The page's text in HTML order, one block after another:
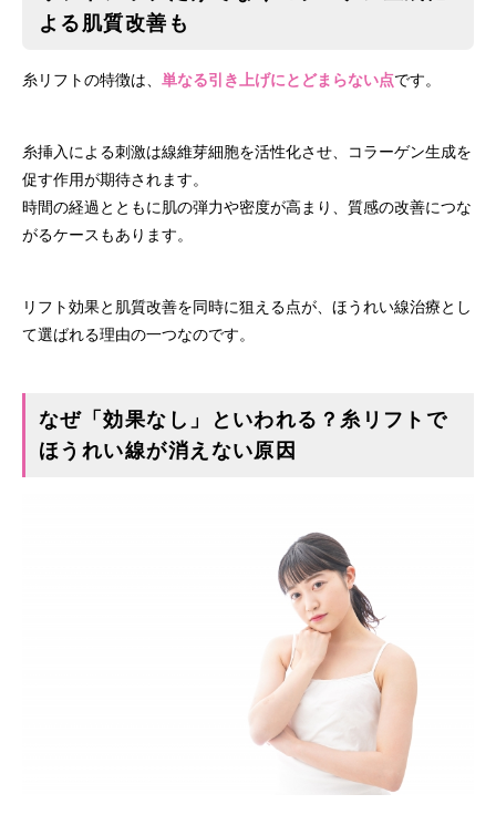
よる肌質改善も
糸リフトの特徴は、 単なる引き上げにとどまらない点です。
糸挿入による刺激は線維芽細胞を活性化させ、コラーゲン生成を
促す作用が期待されます。
時間の経過とともに肌の弾力や密度が高まり、質感の改善につな
がるケースもあります。
リフト効果と肌質改善を同時に狙える点が、ほうれい線治療とし
て選ばれる理由の一つなのです。
なぜ「効果なし」といわれる？糸リフトで
ほうれい線が消えない原因